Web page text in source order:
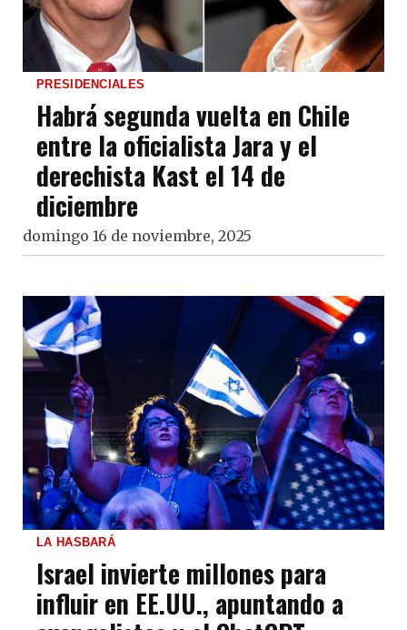
PRESIDENCIALES
Habrá segunda vuelta en Chile
entre la oficialista Jara y el
derechista Kast el 14 de
diciembre
domingo 16 de noviembre, 2025
LA HASBARÁ
Israel invierte millones para
influir en EE.UU., apuntando a